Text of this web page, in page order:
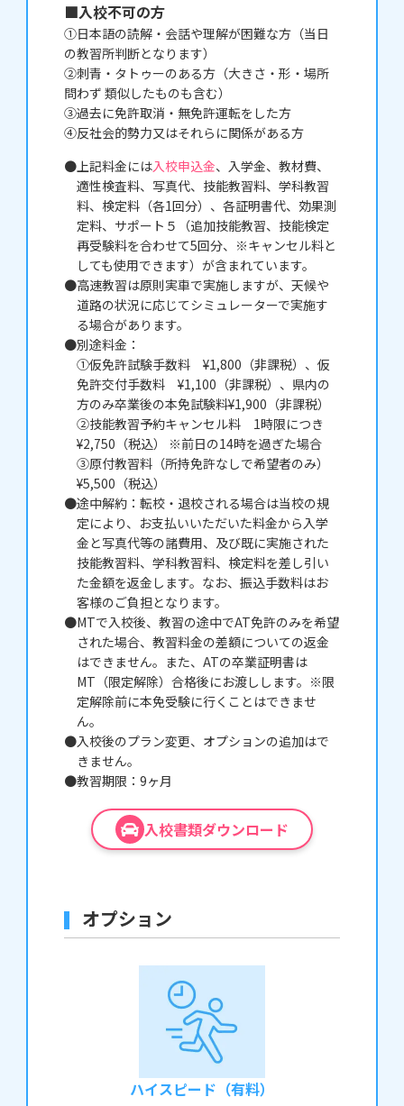
入校不可の方
①日本語の読解・会話や理解が困難な方（当日
の教習所判断となります）
②刺青・タトゥーのある方（大きさ・形・場所
問わず 類似したものも含む）
③過去に免許取消・無免許運転をした方
④反社会的勢力又はそれらに関係がある方
上記料金には入校申込金、入学金、教材費、
適性検査料、写真代、技能教習料、学科教習
料、検定料（各1回分）、各証明書代、効果測
定料、サポート５（追加技能教習、技能検定
再受験料を合わせて5回分、※キャンセル料と
しても使用できます）が含まれています。
高速教習は原則実車で実施しますが、天候や
道路の状況に応じてシミュレーターで実施す
る場合があります。
別途料金：
①仮免許試験手数料 ¥1,800（非課税）、仮
免許交付手数料 ¥1,100（非課税）、県内の
方のみ卒業後の本免試験料¥1,900（非課税）
②技能教習予約キャンセル料 1時限につき
¥2,750（税込） ※前日の14時を過ぎた場合
③原付教習料（所持免許なしで希望者のみ）
¥5,500（税込）
途中解約：転校・退校される場合は当校の規
定により、お支払いいただいた料金から入学
金と写真代等の諸費用、及び既に実施された
技能教習料、学科教習料、検定料を差し引い
た金額を返金します。なお、振込手数料はお
客様のご負担となります。
MTで入校後、教習の途中でAT免許のみを希望
された場合、教習料金の差額についての返金
はできません。また、ATの卒業証明書は
MT（限定解除）合格後にお渡しします。※限
定解除前に本免受験に行くことはできませ
ん。
入校後のプラン変更、オプションの追加はで
きません。
教習期限：9ヶ月
入校書類ダウンロード
オプション
ハイスピード（有料）